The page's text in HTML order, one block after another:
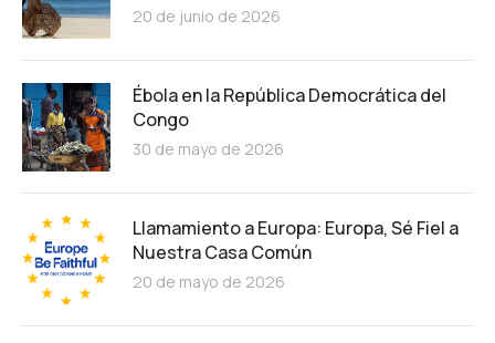
20 de junio de 2026
Ébola en la República Democrática del
Congo
30 de mayo de 2026
Llamamiento a Europa: Europa, Sé Fiel a
Nuestra Casa Común
20 de mayo de 2026